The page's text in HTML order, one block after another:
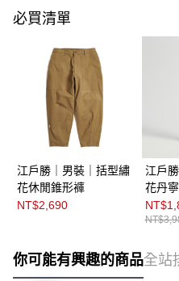
必買清單
江戶勝｜男裝｜括型繡
花休閒錐形褲
NT$2,690
江戶
花丹
你可能有興趣的商品全站